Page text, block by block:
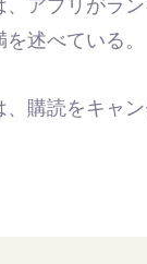
、アプリがラ
述べている。
、購読をキャ